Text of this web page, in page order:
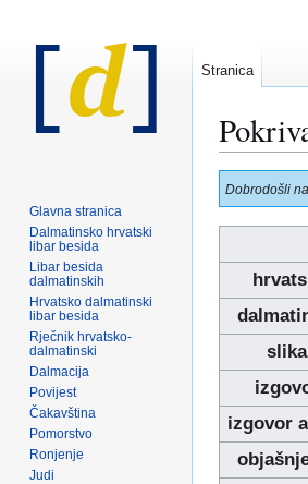
Prijeđi
na
navigaciju
Prijeđi
na
pretraživanje
Dobrodošli
izgovor
Stranica
Glavna stranica
Dalmatinsko hrvatski
libar besida
Libar besida
dalmatinskih
Hrvatsko dalmatinski
libar besida
Rječnik hrvatsko-
dalmatinski
Dalmacija
Povijest
Čakavština
Pomorstvo
Ronjenje
Judi